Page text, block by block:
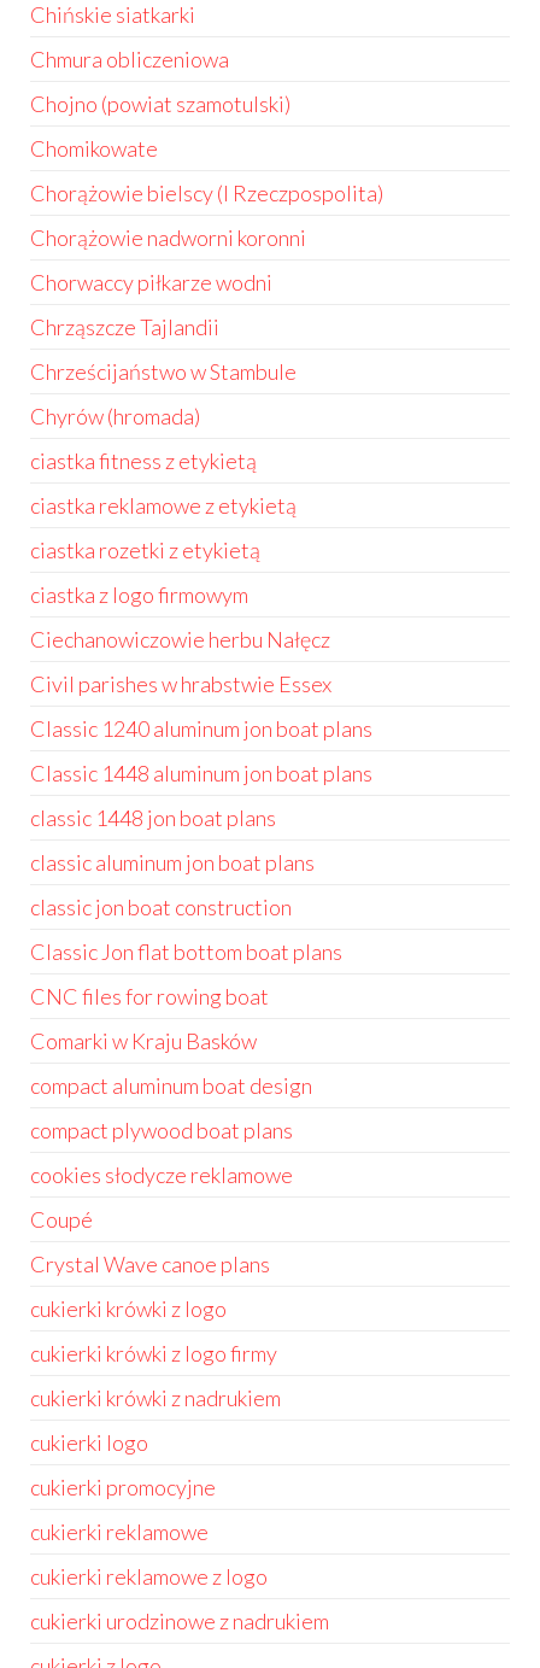
Chińskie siatkarki
Chmura obliczeniowa
Chojno (powiat szamotulski)
Chomikowate
Chorążowie bielscy (I Rzeczpospolita)
Chorążowie nadworni koronni
Chorwaccy piłkarze wodni
Chrząszcze Tajlandii
Chrześcijaństwo w Stambule
Chyrów (hromada)
ciastka fitness z etykietą
ciastka reklamowe z etykietą
ciastka rozetki z etykietą
ciastka z logo firmowym
Ciechanowiczowie herbu Nałęcz
Civil parishes w hrabstwie Essex
Classic 1240 aluminum jon boat plans
Classic 1448 aluminum jon boat plans
classic 1448 jon boat plans
classic aluminum jon boat plans
classic jon boat construction
Classic Jon flat bottom boat plans
CNC files for rowing boat
Comarki w Kraju Basków
compact aluminum boat design
compact plywood boat plans
cookies słodycze reklamowe
Coupé
Crystal Wave canoe plans
cukierki krówki z logo
cukierki krówki z logo firmy
cukierki krówki z nadrukiem
cukierki logo
cukierki promocyjne
cukierki reklamowe
cukierki reklamowe z logo
cukierki urodzinowe z nadrukiem